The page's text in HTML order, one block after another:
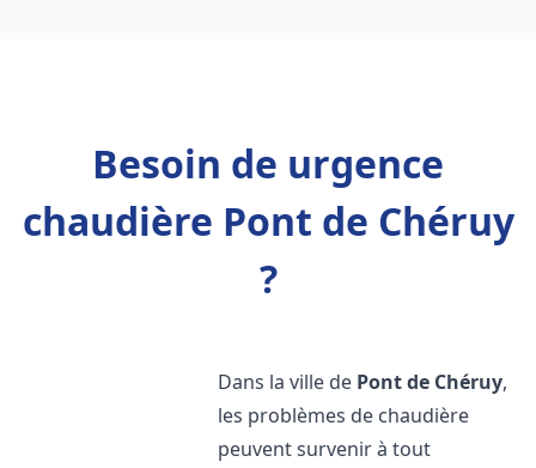
Besoin de urgence
chaudière Pont de Chéruy
?
Dans la ville de Pont de Chéruy,
les problèmes de chaudière
peuvent survenir à tout